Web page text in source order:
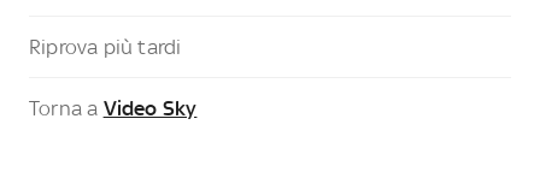
Riprova più tardi
Torna a Video Sky